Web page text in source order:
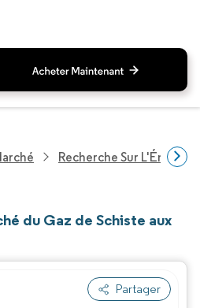
Recherche Sur
du Gaz de Schiste aux
Partager